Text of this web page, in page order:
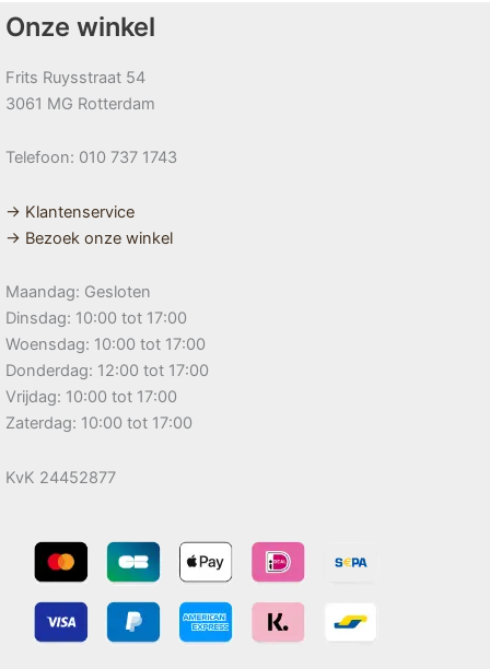
Onze winkel
Frits Ruysstraat 54
3061 MG Rotterdam
Telefoon: 010 737 1743
→ Klantenservice
→ Bezoek onze winkel
Maandag: Gesloten
Dinsdag: 10:00 tot 17:00
Woensdag: 10:00 tot 17:00
Donderdag: 12:00 tot 17:00
Vrijdag: 10:00 tot 17:00
Zaterdag: 10:00 tot 17:00
KvK 24452877